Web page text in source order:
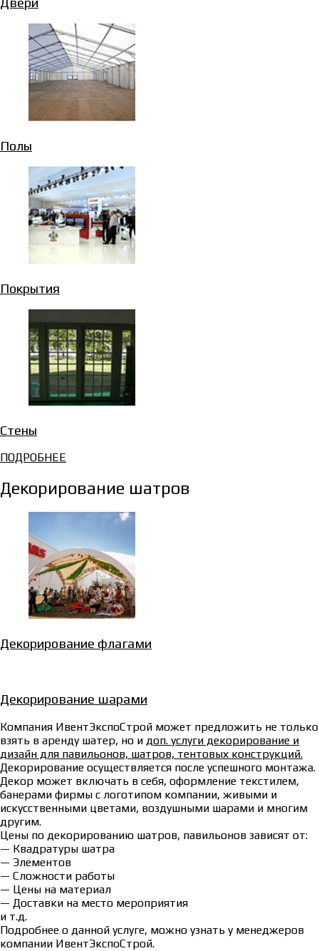
Полы
Покрытия
Стены
ПОДРОБНЕЕ
Декорирование шатров
Декорирование флагами
Декорирование шарами
Компания ИвентЭкспоСтрой может предложить не только
взять в аренду шатер, но и доп. услуги декорирование и
дизайн для павильонов, шатров, тентовых конструкций.
Декорирование осуществляется после успешного монтажа.
Декор может включать в себя, оформление текстилем,
банерами фирмы с логотипом компании, живыми и
искусственными цветами, воздушными шарами и многим
другим.
Цены по декорированию шатров, павильонов зависят от:
— Квадратуры шатра
— Элементов
— Сложности работы
— Цены на материал
— Доставки на место мероприятия
и т.д.
Подробнее о данной услуге, можно узнать у менеджеров
компании ИвентЭкспоСтрой.